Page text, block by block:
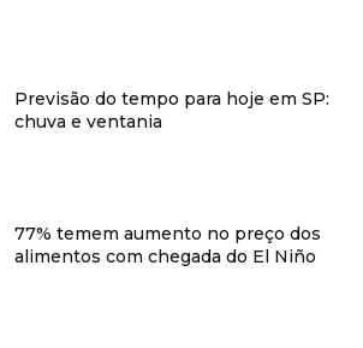
Previsão do tempo para hoje em SP:
chuva e ventania
77% temem aumento no preço dos
alimentos com chegada do El Niño